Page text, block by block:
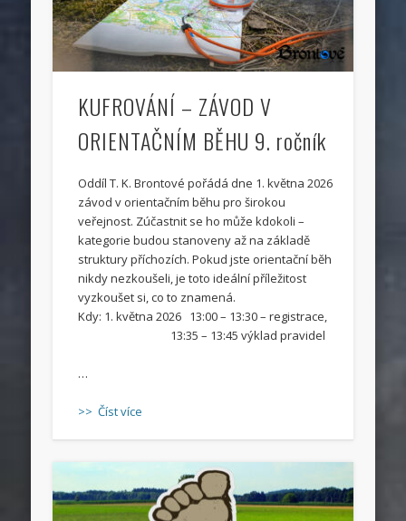
KUFROVÁNÍ – ZÁVOD V
ORIENTAČNÍM BĚHU 9. ročník
Oddíl T. K. Brontové pořádá dne 1. května 2026
závod v orientačním běhu pro širokou
veřejnost. Zúčastnit se ho může kdokoli –
kategorie budou stanoveny až na základě
struktury příchozích. Pokud jste orientační běh
nikdy nezkoušeli, je toto ideální příležitost
vyzkoušet si, co to znamená.
Kdy: 1. května 2026 13:00 – 13:30 – registrace,
13:35 – 13:45 výklad pravidel
…
>> Číst více